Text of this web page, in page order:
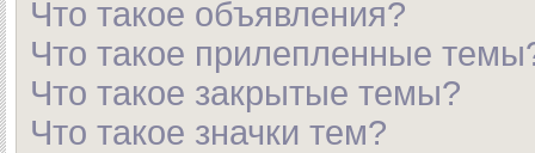
Что такое объявления?
Что такое прилепленные
Что такое закрытые темы?
Что такое значки тем?